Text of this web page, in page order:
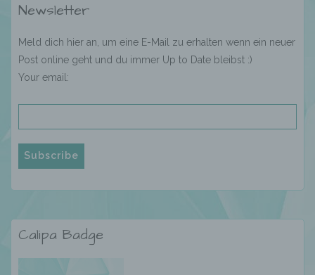
Newsletter
Meld dich hier an, um eine E-Mail zu erhalten wenn ein neuer
Post online geht und du immer Up to Date bleibst :)
Your email:
Calipa Badge
Verarbeitung ist jeder mit oder ohne Hilfe
Vorgang oder jede solche Vorgangsreihe im
Zusammenhang mit personenbezogenen
Daten wie das Erheben, das Erfassen, die
Organisation, das Ordnen, die Speicherung,
Auslesen, das Abfragen, die Verwendung,
Verknüpfung, die Einschränkung, das
d) Einschränkung der Verarbeitung